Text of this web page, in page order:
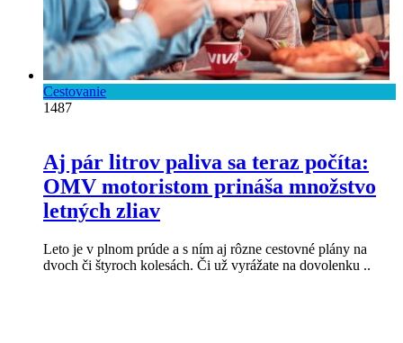
Cestovanie
1487
Aj pár litrov paliva sa teraz počíta:
OMV motoristom prináša množstvo
letných zliav
Leto je v plnom prúde a s ním aj rôzne cestovné plány na
dvoch či štyroch kolesách. Či už vyrážate na dovolenku ..